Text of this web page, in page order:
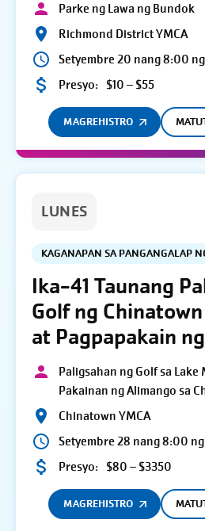
Parke ng Lawa ng Bundok
Richmond District YMCA
Setyembre 20 nang 8:00
Presyo: $10 – $55
MAGREHISTRO
LUNES
KAGANAPAN SA PANGANGALAP
Ika-41 Taunang
Golf ng Chinatown
at Pagpapakain
Paligsahan ng Golf sa Lake
Pakainan ng Alimango sa
Chinatown YMCA
Setyembre 28 nang 8:00
Presyo: $80 – $3350
MAGREHISTRO